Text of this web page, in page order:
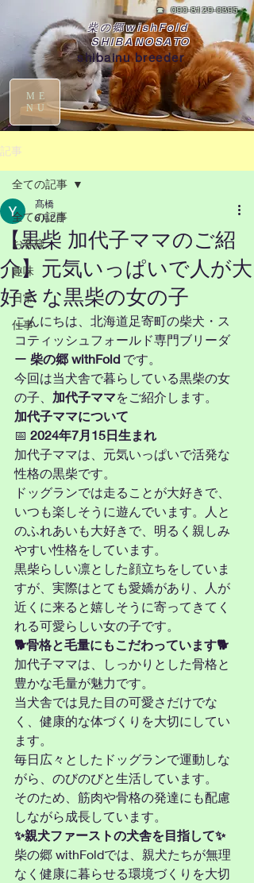
☎090-8129-0395
柴の郷wishFold
SHIBANOSATO
shibainu breeder
ME
NU
記事
全ての記事
お客様
趣味
日常
仕事
全ての記事
【黒柴 加代子ママのご紹
介】元気いっぱいで人が大
好きな黒柴の女の子
髙橋
6月2日
こんにちは、北海道足寄町の柴犬・ス
コティッシュフォールド専門ブリーダ
ー 柴の郷 withFold です。
今回は当犬舎で暮らしている黒柴の女
の子、 加代子ママをご紹介します。
加代子ママについて
📅 2024年7月15日生まれ
加代子ママは、元気いっぱいで活発な
性格の黒柴です。
ドッグランでは走ることが大好きで、
いつも楽しそうに遊んでいます。人と
のふれあいも大好きで、明るく親しみ
やすい性格をしています。
黒柴らしい凛とした顔立ちをしていま
すが、実際はとても愛嬌があり、人が
近くに来ると嬉しそうに寄ってきてく
れる可愛らしい女の子です。
🐕骨格と毛量にもこだわっています🐕
加代子ママは、しっかりとした骨格と
豊かな毛量が魅力です。
当犬舎では見た目の可愛さだけでな
く、健康的な体づくりを大切にしてい
ます。
毎日広々としたドッグランで運動しな
がら、のびのびと生活しています。
そのため、筋肉や骨格の発達にも配慮
しながら成長しています。
✨親犬ファーストの犬舎を目指して✨
柴の郷 withFoldでは、親犬たちが無理
なく健康に暮らせる環境づくりを大切